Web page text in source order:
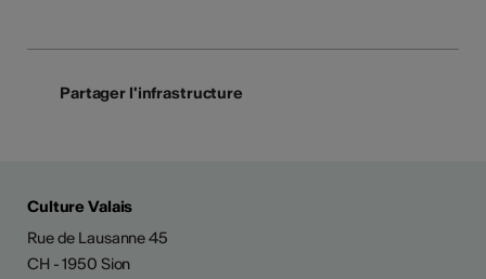
Partager l'infrastructure
Culture Valais
Rue de Lausanne 45
CH - 1950 Sion